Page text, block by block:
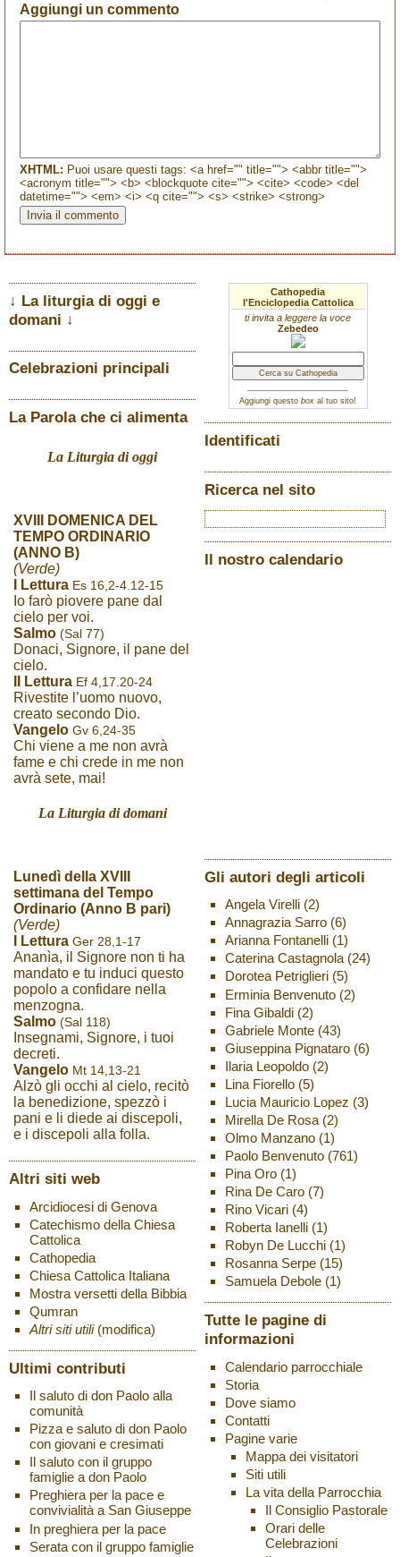
Aggiungi un commento
XHTML: Puoi usare questi tags: <a href="" title=""> <abbr title="">
<acronym title=""> <b> <blockquote cite=""> <cite> <code> <del
datetime=""> <em> <i> <q cite=""> <s> <strike> <strong>
↓ La liturgia di oggi e
domani ↓
Celebrazioni principali
La Parola che ci alimenta
La Liturgia di oggi
XVIII DOMENICA DEL
TEMPO ORDINARIO
(ANNO B)
(Verde)
I Lettura Es 16,2-4.12-15
Io farò piovere pane dal
cielo per voi.
Salmo (Sal 77)
Donaci, Signore, il pane del
cielo.
II Lettura Ef 4,17.20-24
Rivestite l’uomo nuovo,
creato secondo Dio.
Vangelo Gv 6,24-35
Chi viene a me non avrà
fame e chi crede in me non
avrà sete, mai!
La Liturgia di domani
Lunedì della XVIII
settimana del Tempo
Ordinario (Anno B pari)
(Verde)
I Lettura Ger 28,1-17
Ananìa, il Signore non ti ha
mandato e tu induci questo
popolo a confidare nella
menzogna.
Salmo (Sal 118)
Insegnami, Signore, i tuoi
decreti.
Vangelo Mt 14,13-21
Alzò gli occhi al cielo, recitò
la benedizione, spezzò i
pani e li diede ai discepoli,
e i discepoli alla folla.
Altri siti web
Arcidiocesi di Genova
Catechismo della Chiesa
Cattolica
Cathopedia
Chiesa Cattolica Italiana
Mostra versetti della Bibbia
Qumran
Altri siti utili (modifica)
Ultimi contributi
Il saluto di don Paolo alla
comunità
Pizza e saluto di don Paolo
con giovani e cresimati
Il saluto con il gruppo
famiglie a don Paolo
Preghiera per la pace e
convivialità a San Giuseppe
In preghiera per la pace
Serata con il gruppo famiglie
Cathopedia
l'Enciclopedia Cattolica
ti invita a leggere la voce
Zebedeo
Aggiungi questo box al tuo sito!
Identificati
Ricerca nel sito
Il nostro calendario
Gli autori degli articoli
Angela Virelli(2)
Annagrazia Sarro(6)
Arianna Fontanelli(1)
Caterina Castagnola(24)
Dorotea Petriglieri(5)
Erminia Benvenuto(2)
Fina Gibaldi(2)
Gabriele Monte(43)
Giuseppina Pignataro(6)
Ilaria Leopoldo(2)
Lina Fiorello(5)
Lucia Mauricio Lopez (3)
Mirella De Rosa(2)
Olmo Manzano(1)
Paolo Benvenuto(761)
Pina Oro(1)
Rina De Caro(7)
Rino Vicari(4)
Roberta Ianelli(1)
Robyn De Lucchi(1)
Rosanna Serpe(15)
Samuela Debole(1)
Tutte le pagine di
informazioni
Calendario parrocchiale
Storia
Dove siamo
Contatti
Pagine varie
Mappa dei visitatori
Siti utili
La vita della Parrocchia
Il Consiglio Pastorale
Orari delle
Celebrazioni